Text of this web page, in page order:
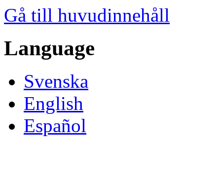
Gå till huvudinnehåll
Language
Svenska
English
Español